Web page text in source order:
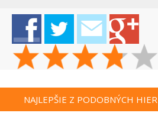
NAJLEPŠIE Z PODOBNÝCH HIER